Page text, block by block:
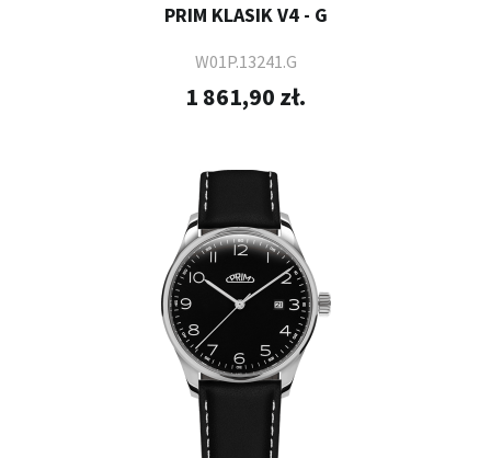
PRIM KLASIK V4 - G
W01P.13241.G
1 861,90 zł.